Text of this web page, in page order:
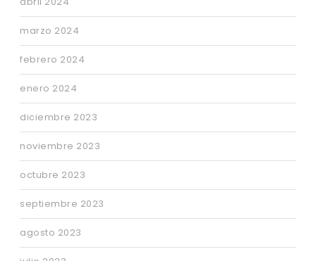
marzo 2024
febrero 2024
enero 2024
diciembre 2023
noviembre 2023
octubre 2023
septiembre 2023
agosto 2023